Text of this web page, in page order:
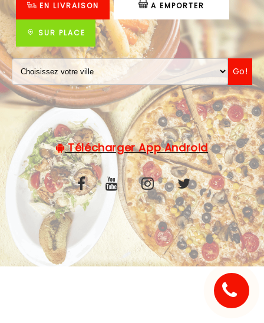
NOTRE RESTAURANT
VOS AVIS
MENTIONS LÉGALES
EN LIVRAISON A EMPORTER
SUR PLACE
Go!
Télécharger App Android